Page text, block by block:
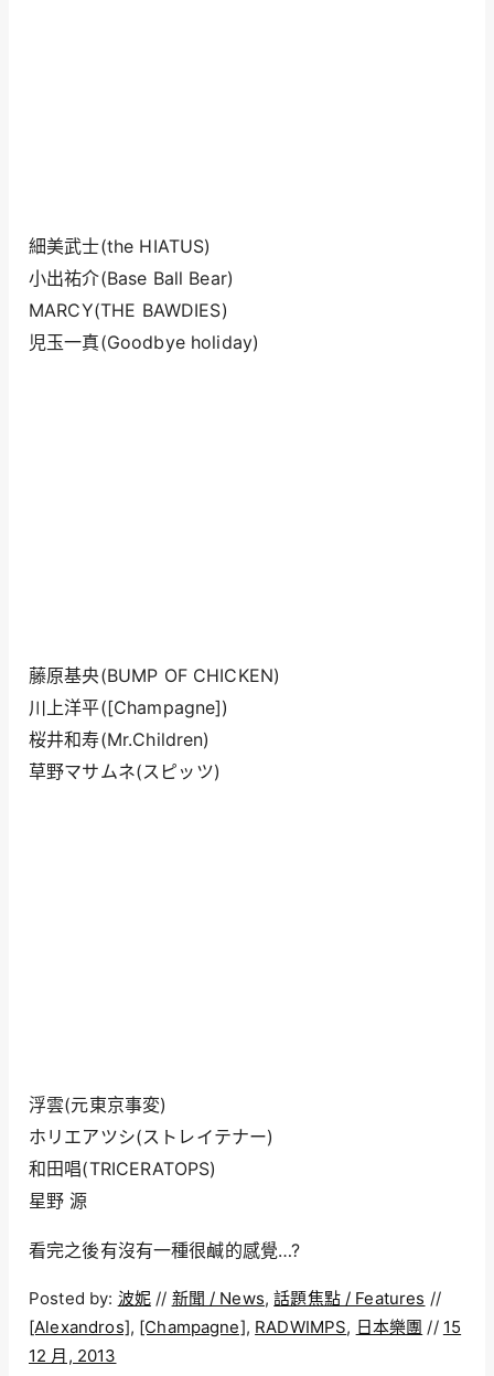
細美武士(the HIATUS)
小出祐介(Base Ball Bear)
MARCY(THE BAWDIES)
児玉一真(Goodbye holiday)
藤原基央(BUMP OF CHICKEN)
川上洋平([Champagne])
桜井和寿(Mr.Children)
草野マサムネ(スピッツ)
浮雲(元東京事変)
ホリエアツシ(ストレイテナー)
和田唱(TRICERATOPS)
星野 源
看完之後有沒有一種很鹹的感覺…?
Posted by: 波妮 // 新聞 / News,話題焦點 / Features //
[Alexandros], [Champagne], RADWIMPS, 日本樂團 // 15
12 月, 2013